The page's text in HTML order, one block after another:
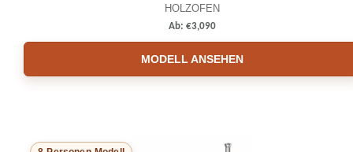
HOLZOFEN
Ab: €3,090
MODELL ANSEHEN